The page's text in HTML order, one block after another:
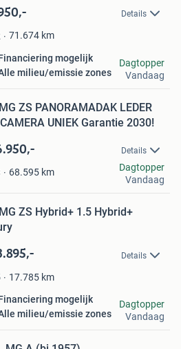
Details
71.674 km
mogelijk
milieu/emissie zones
Dagtopper
Vandaag
ZS PANORAMADAK LEDER
UNIEK Garantie 2030!
Details
68.595 km
Dagtopper
Vandaag
ZS Hybrid+ 1.5 Hybrid+
Details
17.785 km
mogelijk
milieu/emissie zones
Dagtopper
Vandaag